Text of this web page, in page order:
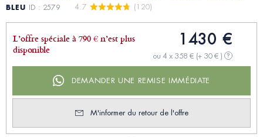
BLEU ID : 2579 4.7 (120)
L’offre spéciale à 790 € n’est plus
disponible
1430 €
ou 4 x 358 € (+ 30 € ) ?
DEMANDER UNE REMISE IMMÉDIATE
M'informer du retour de l'offre